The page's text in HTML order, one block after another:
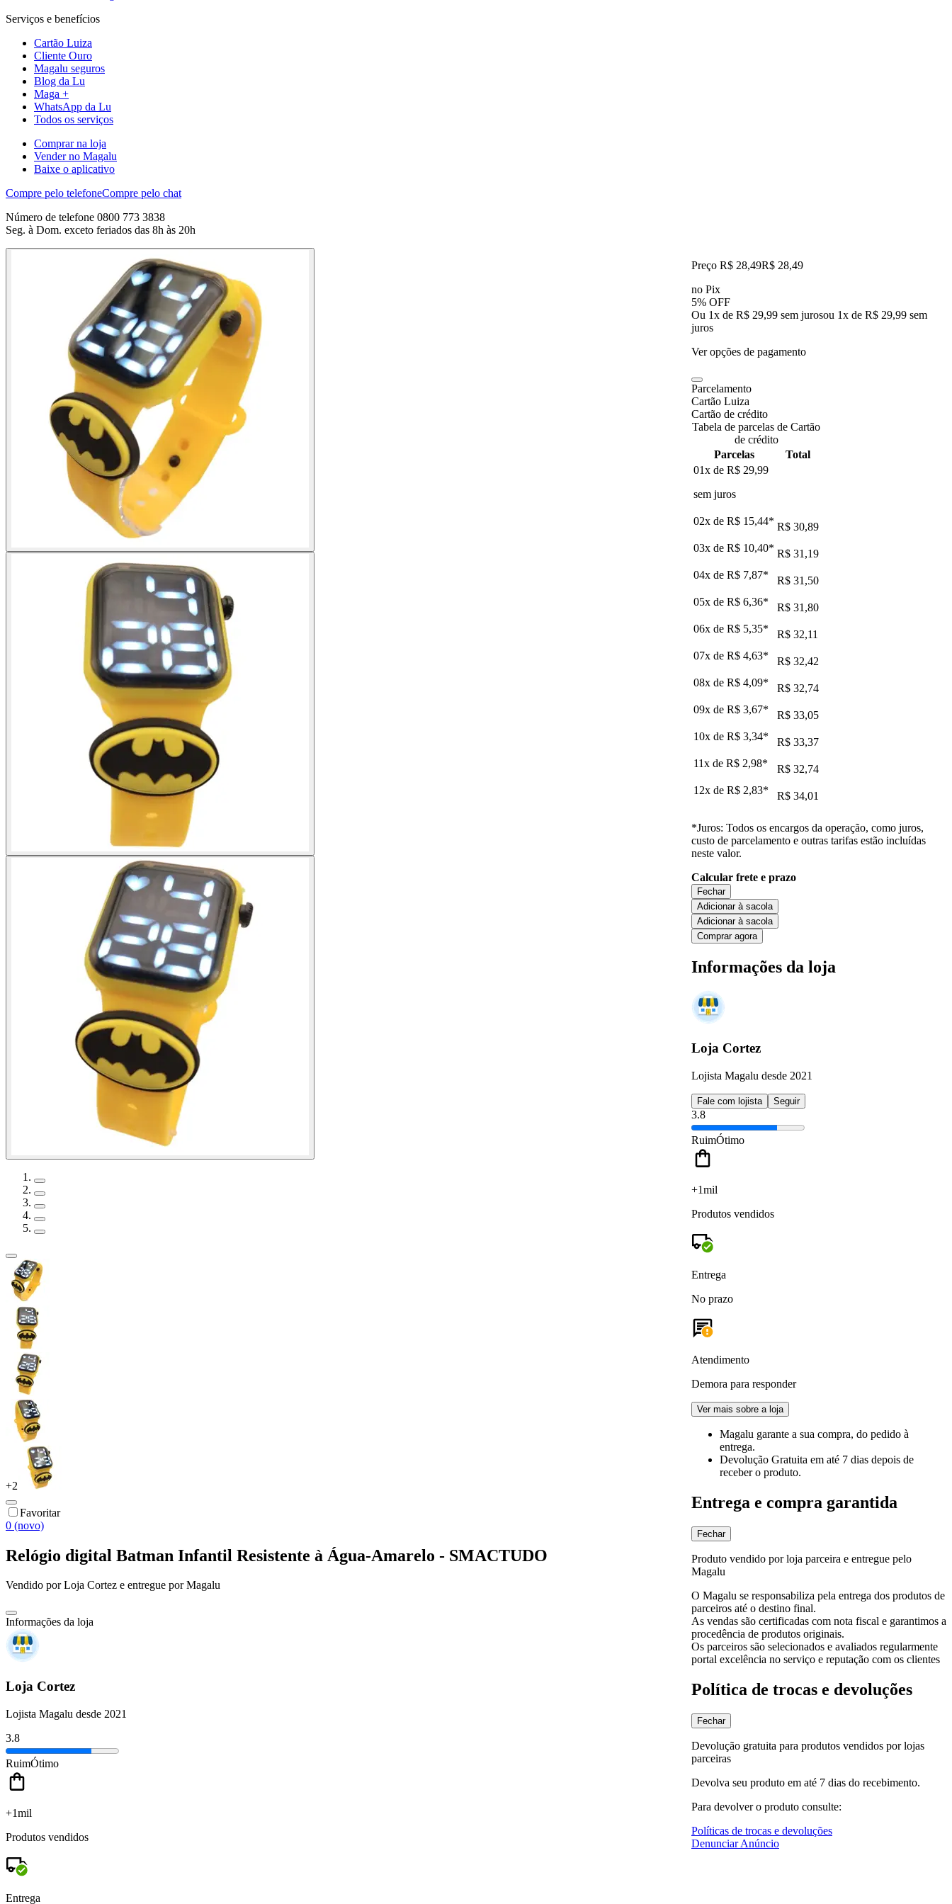
Serviços e benefícios
Cartão Luiza
Cliente Ouro
Magalu seguros
Blog da Lu
Maga +
WhatsApp da Lu
Todos os serviços
Comprar na loja
Vender no Magalu
Baixe o aplicativo
Compre pelo telefoneCompre pelo chat
Número de telefone 0800 773 3838
Seg. à Dom. exceto feriados das 8h às 20h
+2
Favoritar
0 (novo)
Relógio digital Batman Infantil Resistente à Água-Amarelo - SMACTUDO
Vendido porLoja Cortez e entregue por Magalu
Informações da loja
Loja Cortez
Lojista Magalu desde 2021
3.8
RuimÓtimo
+1mil
Produtos vendidos
Entrega
Preço R$ 28,49R$ 28,49
no Pix
5% OFF
Ou 1x de R$ 29,99 sem jurosou 1x de R$ 29,99 sem
juros
Ver opções de pagamento
Parcelamento
Cartão Luiza
Cartão de crédito
Tabela de parcelas de Cartão
de crédito
Parcelas
Total
01x de R$ 29,99
sem juros
02x de R$ 15,44* R$ 30,89
03x de R$ 10,40* R$ 31,19
04x de R$ 7,87*
R$ 31,50
05x de R$ 6,36*
R$ 31,80
06x de R$ 5,35*
R$ 32,11
07x de R$ 4,63*
R$ 32,42
08x de R$ 4,09*
R$ 32,74
09x de R$ 3,67*
R$ 33,05
10x de R$ 3,34*
R$ 33,37
11x de R$ 2,98*
R$ 32,74
12x de R$ 2,83* R$ 34,01
*Juros: Todos os encargos da operação, como juros,
custo de parcelamento e outras tarifas estão incluídas
neste valor.
Calcular frete e prazo
Fechar
Adicionar à sacola
Adicionar à sacola
Comprar agora
Informações da loja
Loja Cortez
Lojista Magalu desde 2021
Fale com lojista Seguir
3.8
RuimÓtimo
+1mil
Produtos vendidos
Entrega
No prazo
Atendimento
Demora para responder
Ver mais sobre a loja
Magalu garante a sua compra, do pedido à
entrega.
Devolução Gratuita em até 7 dias depois de
receber o produto.
Entrega e compra garantida
Fechar
Produto vendido por loja parceira e entregue pelo
Magalu
O Magalu se responsabiliza pela entrega dos produtos de
parceiros até o destino final.
As vendas são certificadas com nota fiscal e garantimos a
procedência de produtos originais.
Os parceiros são selecionados e avaliados regularmente
portal excelência no serviço e reputação com os clientes
Política de trocas e devoluções
Fechar
Devolução gratuita para produtos vendidos por lojas
parceiras
Devolva seu produto em até 7 dias do recebimento.
Para devolver o produto consulte:
Políticas de trocas e devoluções
Denunciar Anúncio